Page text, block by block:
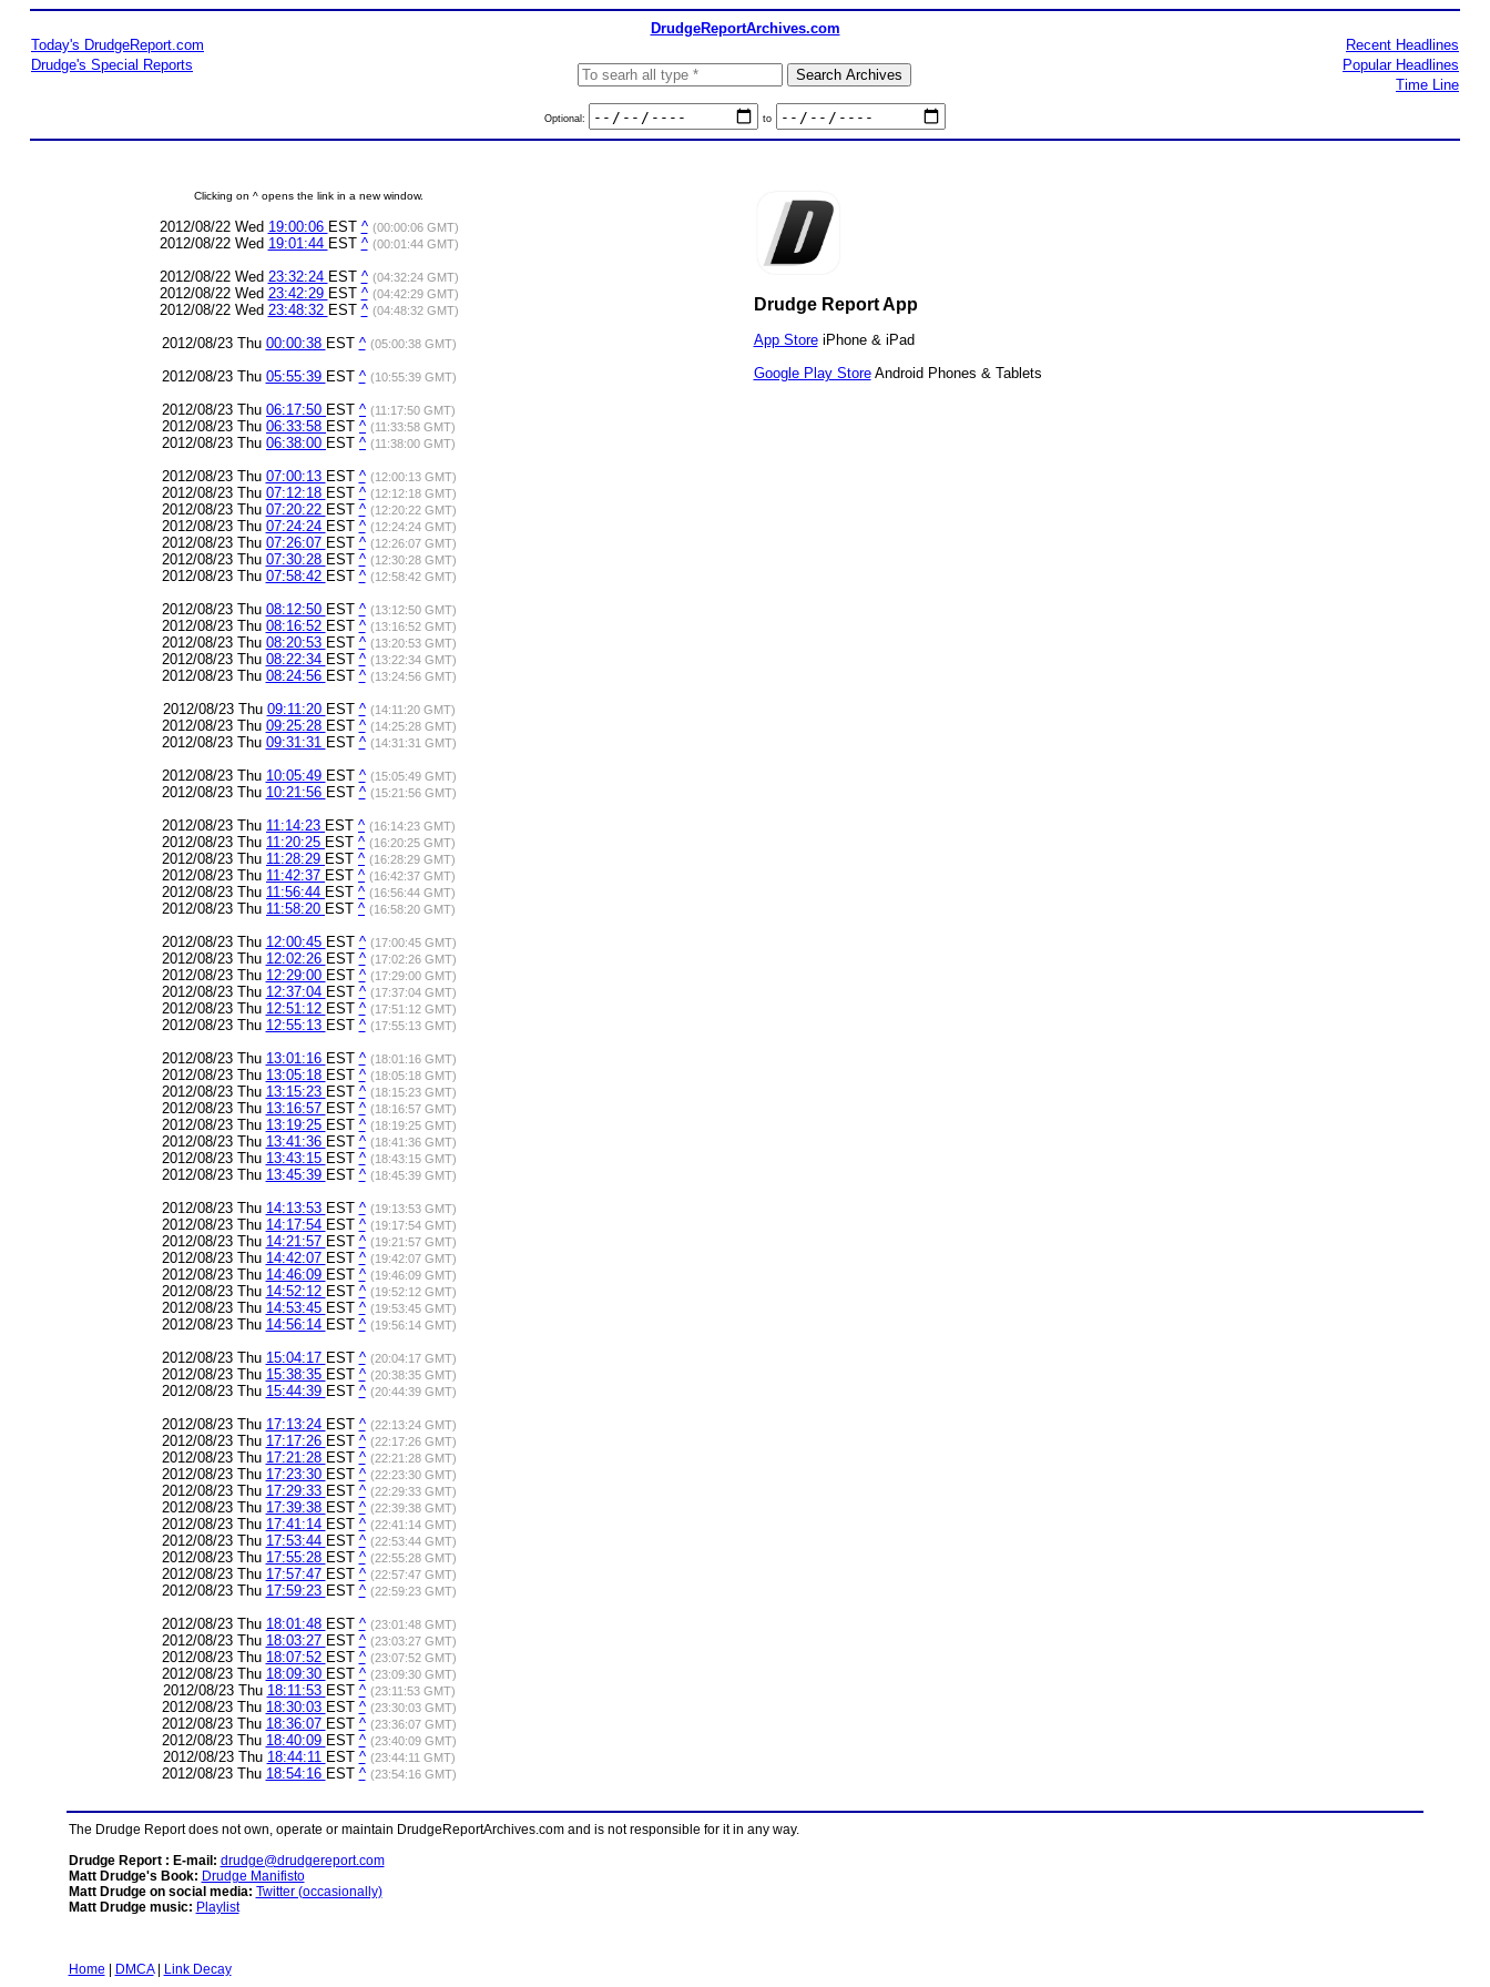
DrudgeReportArchives.com
Today's DrudgeReport.com
Drudge's Special Reports
Optional: to
Recent Headlines
Popular Headlines
Time Line
Clicking on ^ opens the link in a new window.
2012/08/22 Wed 19:00:06 EST ^ (00:00:06 GMT)
2012/08/22 Wed 19:01:44 EST ^ (00:01:44 GMT)
2012/08/22 Wed 23:32:24 EST ^ (04:32:24 GMT)
2012/08/22 Wed 23:42:29 EST ^ (04:42:29 GMT)
2012/08/22 Wed 23:48:32 EST ^ (04:48:32 GMT)
2012/08/23 Thu 00:00:38 EST ^ (05:00:38 GMT)
2012/08/23 Thu 05:55:39 EST ^ (10:55:39 GMT)
2012/08/23 Thu 06:17:50 EST ^ (11:17:50 GMT)
2012/08/23 Thu 06:33:58 EST ^ (11:33:58 GMT)
2012/08/23 Thu 06:38:00 EST ^ (11:38:00 GMT)
2012/08/23 Thu 07:00:13 EST ^ (12:00:13 GMT)
2012/08/23 Thu 07:12:18 EST ^ (12:12:18 GMT)
2012/08/23 Thu 07:20:22 EST ^ (12:20:22 GMT)
2012/08/23 Thu 07:24:24 EST ^ (12:24:24 GMT)
2012/08/23 Thu 07:26:07 EST ^ (12:26:07 GMT)
2012/08/23 Thu 07:30:28 EST ^ (12:30:28 GMT)
2012/08/23 Thu 07:58:42 EST ^ (12:58:42 GMT)
2012/08/23 Thu 08:12:50 EST ^ (13:12:50 GMT)
2012/08/23 Thu 08:16:52 EST ^ (13:16:52 GMT)
2012/08/23 Thu 08:20:53 EST ^ (13:20:53 GMT)
2012/08/23 Thu 08:22:34 EST ^ (13:22:34 GMT)
2012/08/23 Thu 08:24:56 EST ^ (13:24:56 GMT)
2012/08/23 Thu 09:11:20 EST ^ (14:11:20 GMT)
2012/08/23 Thu 09:25:28 EST ^ (14:25:28 GMT)
2012/08/23 Thu 09:31:31 EST ^ (14:31:31 GMT)
2012/08/23 Thu 10:05:49 EST ^ (15:05:49 GMT)
2012/08/23 Thu 10:21:56 EST ^ (15:21:56 GMT)
2012/08/23 Thu 11:14:23 EST ^ (16:14:23 GMT)
2012/08/23 Thu 11:20:25 EST ^ (16:20:25 GMT)
2012/08/23 Thu 11:28:29 EST ^ (16:28:29 GMT)
2012/08/23 Thu 11:42:37 EST ^ (16:42:37 GMT)
2012/08/23 Thu 11:56:44 EST ^ (16:56:44 GMT)
2012/08/23 Thu 11:58:20 EST ^ (16:58:20 GMT)
2012/08/23 Thu 12:00:45 EST ^ (17:00:45 GMT)
2012/08/23 Thu 12:02:26 EST ^ (17:02:26 GMT)
2012/08/23 Thu 12:29:00 EST ^ (17:29:00 GMT)
2012/08/23 Thu 12:37:04 EST ^ (17:37:04 GMT)
2012/08/23 Thu 12:51:12 EST ^ (17:51:12 GMT)
2012/08/23 Thu 12:55:13 EST ^ (17:55:13 GMT)
2012/08/23 Thu 13:01:16 EST ^ (18:01:16 GMT)
2012/08/23 Thu 13:05:18 EST ^ (18:05:18 GMT)
2012/08/23 Thu 13:15:23 EST ^ (18:15:23 GMT)
2012/08/23 Thu 13:16:57 EST ^ (18:16:57 GMT)
2012/08/23 Thu 13:19:25 EST ^ (18:19:25 GMT)
2012/08/23 Thu 13:41:36 EST ^ (18:41:36 GMT)
2012/08/23 Thu 13:43:15 EST ^ (18:43:15 GMT)
2012/08/23 Thu 13:45:39 EST ^ (18:45:39 GMT)
2012/08/23 Thu 14:13:53 EST ^ (19:13:53 GMT)
2012/08/23 Thu 14:17:54 EST ^ (19:17:54 GMT)
2012/08/23 Thu 14:21:57 EST ^ (19:21:57 GMT)
2012/08/23 Thu 14:42:07 EST ^ (19:42:07 GMT)
2012/08/23 Thu 14:46:09 EST ^ (19:46:09 GMT)
2012/08/23 Thu 14:52:12 EST ^ (19:52:12 GMT)
2012/08/23 Thu 14:53:45 EST ^ (19:53:45 GMT)
2012/08/23 Thu 14:56:14 EST ^ (19:56:14 GMT)
2012/08/23 Thu 15:04:17 EST ^ (20:04:17 GMT)
2012/08/23 Thu 15:38:35 EST ^ (20:38:35 GMT)
2012/08/23 Thu 15:44:39 EST ^ (20:44:39 GMT)
2012/08/23 Thu 17:13:24 EST ^ (22:13:24 GMT)
2012/08/23 Thu 17:17:26 EST ^ (22:17:26 GMT)
2012/08/23 Thu 17:21:28 EST ^ (22:21:28 GMT)
2012/08/23 Thu 17:23:30 EST ^ (22:23:30 GMT)
2012/08/23 Thu 17:29:33 EST ^ (22:29:33 GMT)
2012/08/23 Thu 17:39:38 EST ^ (22:39:38 GMT)
2012/08/23 Thu 17:41:14 EST ^ (22:41:14 GMT)
2012/08/23 Thu 17:53:44 EST ^ (22:53:44 GMT)
2012/08/23 Thu 17:55:28 EST ^ (22:55:28 GMT)
2012/08/23 Thu 17:57:47 EST ^ (22:57:47 GMT)
2012/08/23 Thu 17:59:23 EST ^ (22:59:23 GMT)
2012/08/23 Thu 18:01:48 EST ^ (23:01:48 GMT)
2012/08/23 Thu 18:03:27 EST ^ (23:03:27 GMT)
2012/08/23 Thu 18:07:52 EST ^ (23:07:52 GMT)
2012/08/23 Thu 18:09:30 EST ^ (23:09:30 GMT)
2012/08/23 Thu 18:11:53 EST ^ (23:11:53 GMT)
2012/08/23 Thu 18:30:03 EST ^ (23:30:03 GMT)
2012/08/23 Thu 18:36:07 EST ^ (23:36:07 GMT)
2012/08/23 Thu 18:40:09 EST ^ (23:40:09 GMT)
2012/08/23 Thu 18:44:11 EST ^ (23:44:11 GMT)
2012/08/23 Thu 18:54:16 EST ^ (23:54:16 GMT)
Drudge Report App
App StoreiPhone & iPad
Google Play StoreAndroid Phones & Tablets
The Drudge Report does not own, operate or maintain DrudgeReportArchives.com and is not responsible for it in any way.
Drudge Report : E-mail: drudge@drudgereport.com
Matt Drudge's Book: Drudge Manifisto
Matt Drudge on social media: Twitter (occasionally)
Matt Drudge music: Playlist
Home DMCA| Link Decay